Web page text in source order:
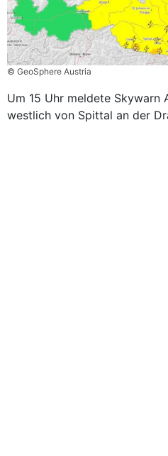
© GeoSphere Austria
Um 15 Uhr meldete Skywarn
westlich von Spittal an der